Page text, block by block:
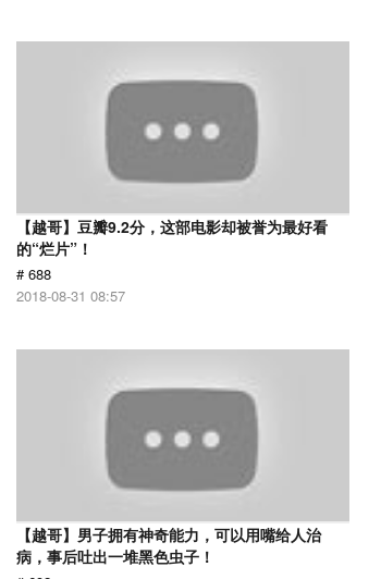
【越哥】豆瓣9.2分，这部电影却被誉为最好看
的“烂片”！
# 688
2018-08-31 08:57
【越哥】男子拥有神奇能力，可以用嘴给人治
病，事后吐出一堆黑色虫子！